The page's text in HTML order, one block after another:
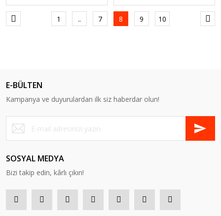
1 .. 7 8 9 10
E-BÜLTEN
Kampanya ve duyurulardan ilk siz haberdar olun!
SOSYAL MEDYA
Bizi takip edin, kârlı çıkın!